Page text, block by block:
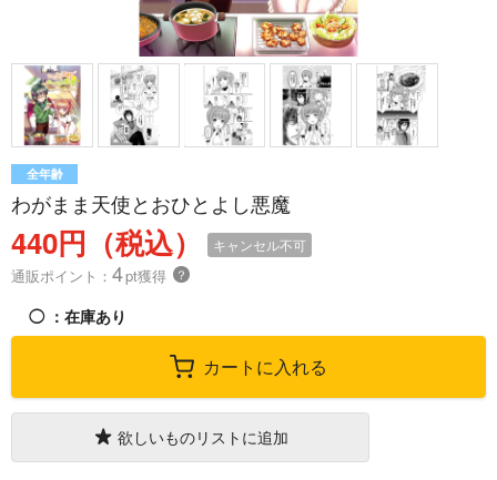
全年齢
わがまま天使とおひとよし悪魔
440円（税込） キャンセル不可
通販ポイント： 4pt獲得 ？
◯ ：在庫あり
カートに入れる
欲しいものリストに追加